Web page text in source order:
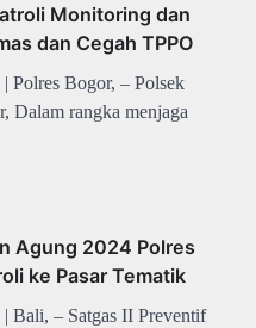
Monitoring dan
dan Cegah TPPO
Bogor, – Polsek
Dalam rangka menjaga
Agung 2024 Polres
ke Pasar Tematik
– Satgas II Preventif